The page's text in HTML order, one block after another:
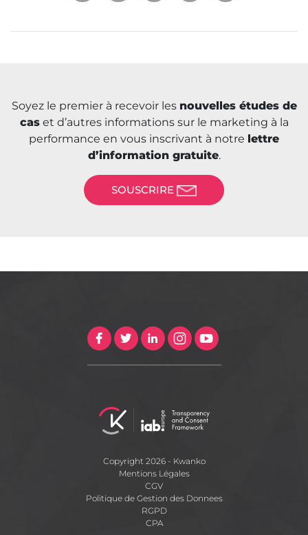
Soyez le premier à recevoir les nouvelles études de
caset d’autres informations sur le marketing à la
performance en vous inscrivant à notre lettre
d’information gratuite.
SOUSCRIRE
Copyright 2026 - Kwanko
Mentions Légales
CGV
Politique de Gestion des Donnees
RGPD
CPA